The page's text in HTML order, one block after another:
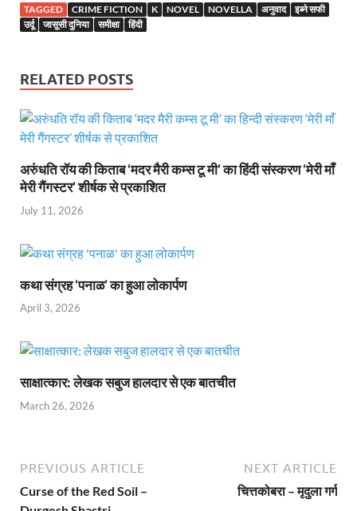
TAGGED CRIME FICTION K NOVEL NOVELLA अनुवाद
इब्ने सफी
उर्दू
जासूसी दुनिया समीक्षा हिंदी
RELATED POSTS
अरुंधति रॉय की किताब ‘मदर मैरी कम्स टू मी’ का हिंदी संस्करण ‘मेरी माँ
मेरी गैंगस्टर’ शीर्षक से प्रकाशित
July 11, 2026
कथा संग्रह ‘पनाळ’ का हुआ लोकार्पण
April 3, 2026
साक्षात्कार: लेखक सबुज हालदार से एक बातचीत
March 26, 2026
PREVIOUS ARTICLE
Curse of the Red Soil –
NEXT ARTICLE
चित्तकोबरा – मृदुला गर्ग